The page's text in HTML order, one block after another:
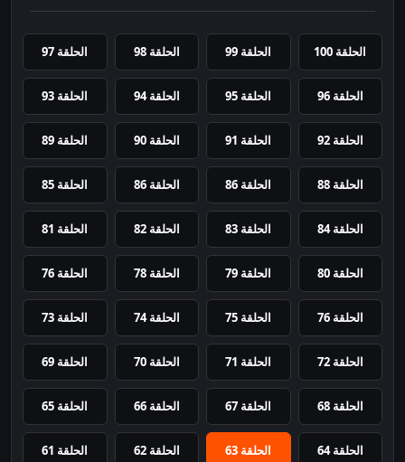
الحلقة 100 الحلقة 99 الحلقة 98 الحلقة 97
الحلقة 96 الحلقة 95 الحلقة 94 الحلقة 93
الحلقة 92 الحلقة 91 الحلقة 90 الحلقة 89
الحلقة 88 الحلقة 86 الحلقة 86 الحلقة 85
الحلقة 84 الحلقة 83 الحلقة 82 الحلقة 81
الحلقة 80 الحلقة 79 الحلقة 78 الحلقة 76
الحلقة 76 الحلقة 75 الحلقة 74 الحلقة 73
الحلقة 72 الحلقة 71 الحلقة 70 الحلقة 69
الحلقة 68 الحلقة 67 الحلقة 66 الحلقة 65
الحلقة 64 الحلقة 63 الحلقة 62 الحلقة 61